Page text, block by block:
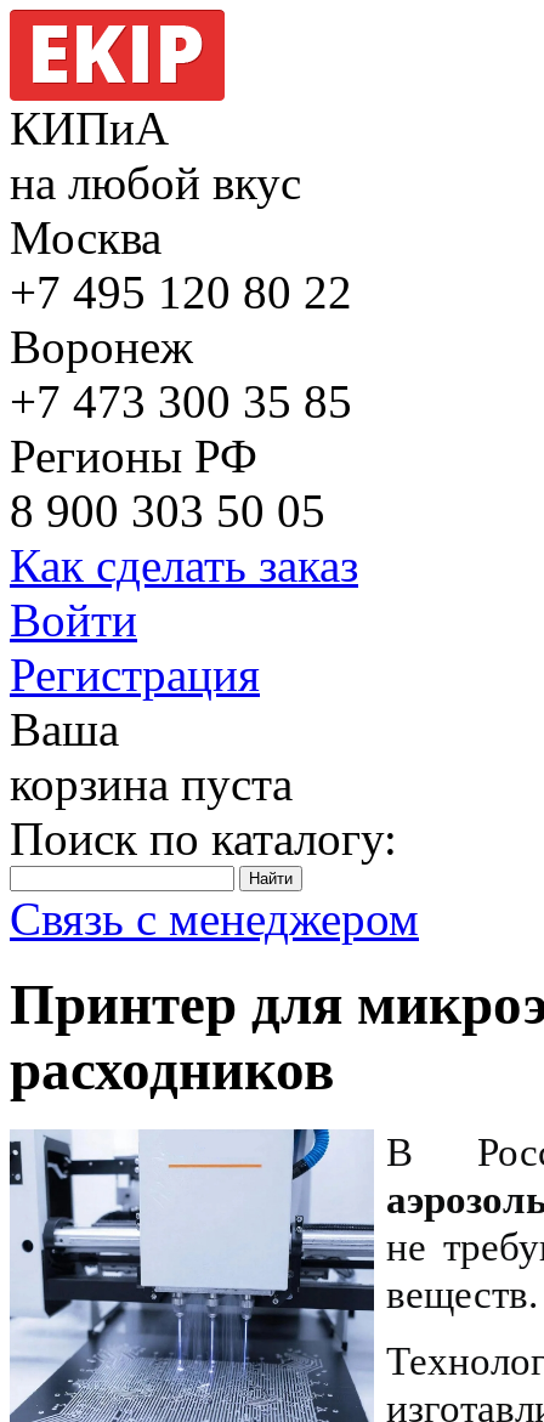
КИПиА
на любой вкус
Москва
+7 495 120 80 22
Воронеж
+7 473 300 35 85
Регионы РФ
8 900 303 50 05
Как сделать заказ
Войти
Регистрация
Ваша
корзина пуста
Поиск по каталогу:
Связь с менеджером
Принтер для
расходников
В
не
веществ.